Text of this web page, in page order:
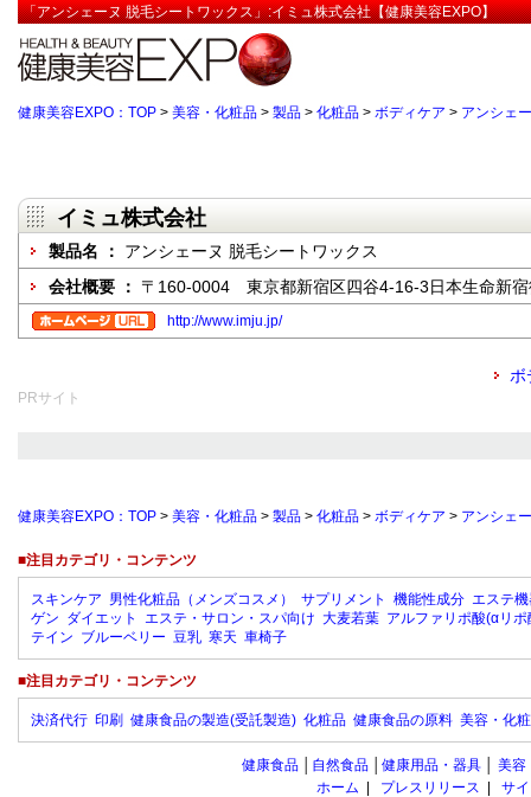
「アンシェーヌ 脱毛シートワックス」:イミュ株式会社【健康美容EXPO】
健康美容EXPO：TOP > 美容・化粧品 > 製品 > 化粧品 > ボディケア > アンシェ
イミュ株式会社
製品名 ： アンシェーヌ 脱毛シートワックス
会社概要 ： 〒160-0004 東京都新宿区四谷4-16-3日本生命新
http://www.imju.jp/
ボ
PRサイト
健康美容EXPO：TOP > 美容・化粧品 > 製品 > 化粧品 > ボディケア > アンシェ
■注目カテゴリ・コンテンツ
スキンケア 男性化粧品（メンズコスメ） サプリメント 機能性成分 エステ
ゲン ダイエット エステ・サロン・スパ向け 大麦若葉 アルファリポ酸(αリポ
テイン ブルーベリー 豆乳 寒天 車椅子
■注目カテゴリ・コンテンツ
決済代行 印刷 健康食品の製造(受託製造) 化粧品 健康食品の原料 美容・化
健康食品 自然食品 健康用品・器具 美容
ホーム
プレスリリース
サ